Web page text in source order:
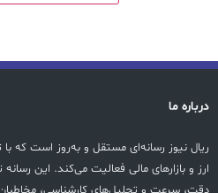
درباره ما
ریال نیوز رسانه‌ای مستقل و به‌روز است که با
ارز و بازارهای مالی فعالیت می‌کند. این رسانه